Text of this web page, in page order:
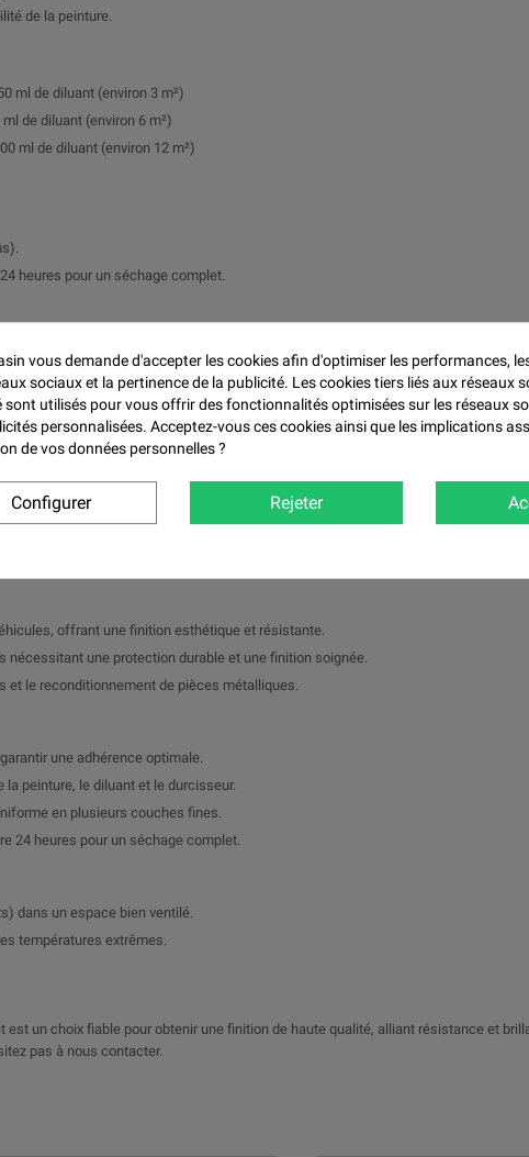
de la peinture.
ml de diluant (environ 3 m²)
de diluant (environ 6 m²)
ml de diluant (environ 12 m²)
heures pour un séchage complet.
peinture et de 5 à 10 % de diluant.
de peinture
profond et résistant sans nécessiter de couche de vernis.
aux UV, aux produits chimiques et aux rayures.
homogène et un rendu professionnel.
pour les travaux nécessitant un séchage rapide.
offrant une finition esthétique et résistante.
une protection durable et une finition soignée.
et le reconditionnement de pièces métalliques.
une adhérence optimale.
peinture, le diluant et le durcisseur.
en plusieurs couches fines.
24 heures pour un séchage complet.
dans un espace bien ventilé.
températures extrêmes.
un choix fiable pour obtenir une finition de haute qualité, alliant résistance et
pas à nous contacter.
vous demande d'accepter les cookies afin d'optimiser les performances,
sociaux et la pertinence de la publicité. Les cookies tiers liés aux réseaux
sont utilisés pour vous offrir des fonctionnalités optimisées sur les réseaux
personnalisées. Acceptez-vous ces cookies ainsi que les implications
de vos données personnelles ?
Configurer Rejeter